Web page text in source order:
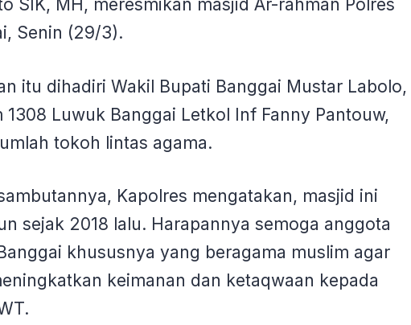
SIK, MH, meresmikan masjid Ar-rahman Polres
Senin (29/3).
itu dihadiri Wakil Bupati Banggai Mustar Labolo,
1308 Luwuk Banggai Letkol Inf Fanny Pantouw,
tokoh lintas agama.
Kapolres mengatakan, masjid ini
sejak 2018 lalu. Harapannya semoga anggota
khususnya yang beragama muslim agar
keimanan dan ketaqwaan kepada